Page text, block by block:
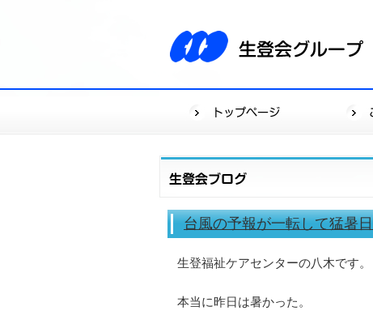
台風の予報が一転して猛暑
生登福祉ケアセンターの八木です。
本当に昨日は暑かった。